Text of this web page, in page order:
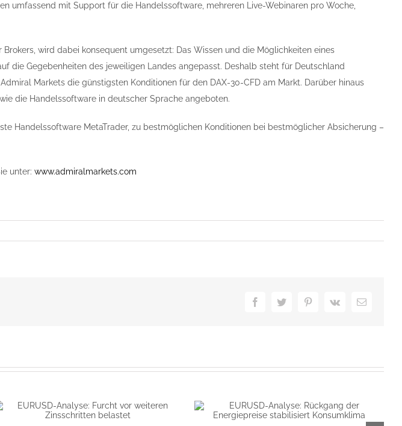
umfassend mit Support für die Handelssoftware, mehreren Live-Webinaren pro Woche,
Brokers, wird dabei konsequent umgesetzt: Das Wissen und die Möglichkeiten eines
die Gegebenheiten des jeweiligen Landes angepasst. Deshalb steht für Deutschland
Markets die günstigsten Konditionen für den DAX-30-CFD am Markt. Darüber hinaus
die Handelssoftware in deutscher Sprache angeboten.
Handelssoftware MetaTrader, zu bestmöglichen Konditionen bei bestmöglicher Absicherung –
unter: www.admiralmarkets.com
FacebookTwitterPinterest
Vk
E-